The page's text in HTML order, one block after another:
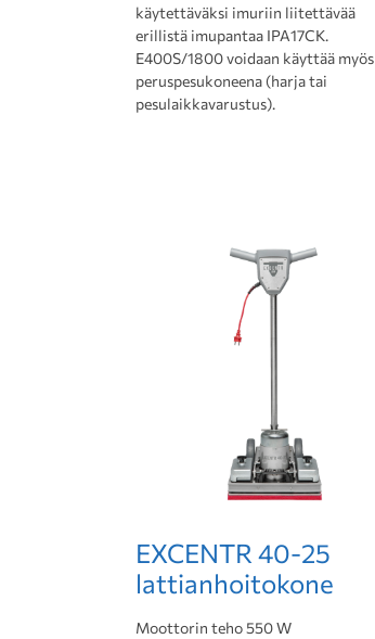
käytettäväksi imuriin liitettävää
erillistä imupantaa IPA17CK.
E400S/1800 voidaan käyttää myös
peruspesukoneena (harja tai
pesulaikkavarustus).
EXCENTR 40-25
lattianhoitokone
Moottorin teho 550 W